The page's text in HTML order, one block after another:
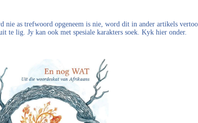
nie as trefwoord opgeneem is nie, word dit in ander artikels
te lig. Jy kan ook met spesiale karakters soek. Kyk hier onder.